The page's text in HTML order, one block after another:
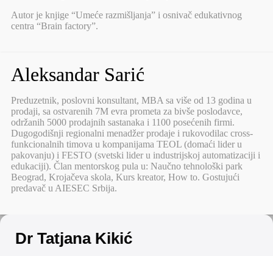
Autor je knjige “Umeće razmišljanja” i osnivač edukativnog
centra “Brain factory”.
Aleksandar Sarić
Preduzetnik, poslovni konsultant, MBA sa više od 13 godina u
prodaji, sa ostvarenih 7M evra prometa za bivše poslodavce,
održanih 5000 prodajnih sastanaka i 1100 posećenih firmi.
Dugogodišnji regionalni menadžer prodaje i rukovodilac cross-
funkcionalnih timova u kompanijama TEOL (domaći lider u
pakovanju) i FESTO (svetski lider u industrijskoj automatizaciji i
edukaciji). Član mentorskog pula u: Naučno tehnološki park
Beograd, Krojačeva skola, Kurs kreator, How to. Gostujući
predavač u AIESEC Srbija.
Dr Tatjana Kikić